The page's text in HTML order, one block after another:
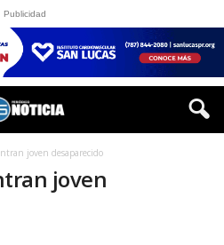
Publicidad
joven desaparecido
joven